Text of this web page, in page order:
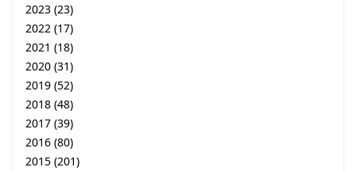
2023 (23)
2022 (17)
2021 (18)
2020 (31)
2019 (52)
2018 (48)
2017 (39)
2016 (80)
2015 (201)